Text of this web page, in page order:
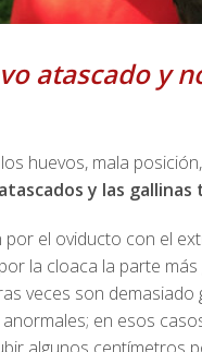
atascado y
huevos, mala
y las
el oviducto con el
la cloaca la parte
veces son
en esos